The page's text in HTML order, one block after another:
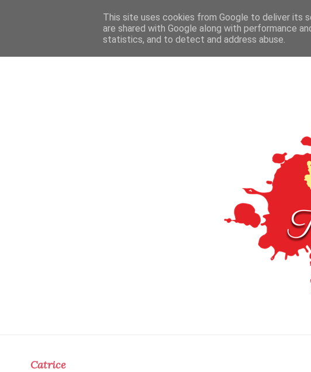
FŐOLDAL
Catrice
This site uses cookies from Google to deliver its
are shared with Google along with performance
statistics, and to detect and address abuse.